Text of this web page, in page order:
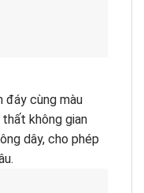
đáy cùng màu
không gian
dây, cho phép